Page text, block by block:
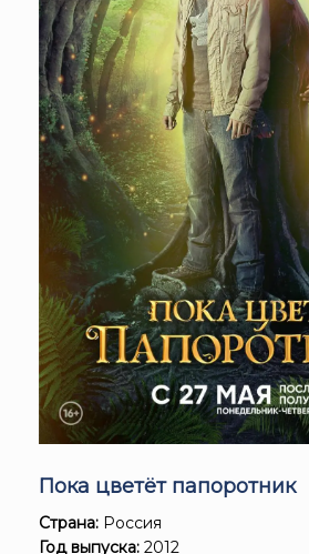
Пока цветёт папоротник
Страна: Россия
Год выпуска: 2012